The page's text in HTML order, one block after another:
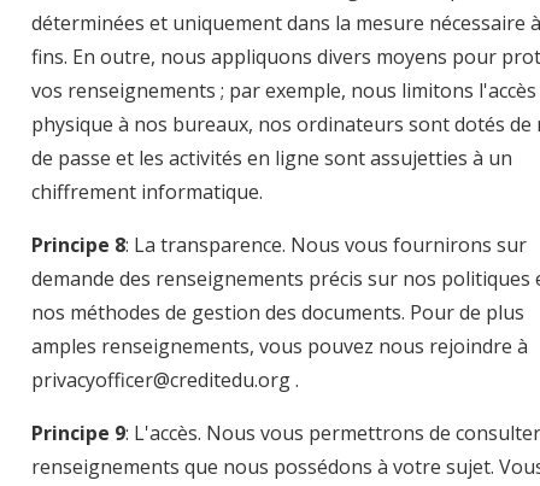
déterminées et uniquement dans la mesure nécessaire
fins. En outre, nous appliquons divers moyens pour
vos renseignements ; par exemple, nous limitons l'accès
physique à nos bureaux, nos ordinateurs sont dotés de
de passe et les activités en ligne sont assujetties à un
chiffrement informatique.
Principe 8: La transparence. Nous vous fournirons sur
demande des renseignements précis sur nos politiques
nos méthodes de gestion des documents. Pour de plus
amples renseignements, vous pouvez nous rejoindre à
privacyofficer@creditedu.org .
Principe 9: L'accès. Nous vous permettrons de
renseignements que nous possédons à votre sujet.